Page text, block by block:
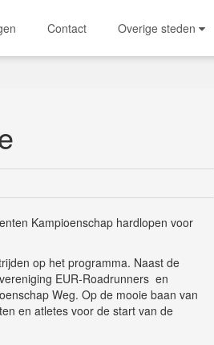
Contact Overige steden
Kampioenschap hardlopen voor
op het programma. Naast de
EUR-Roadrunners en
Weg. Op de mooie baan van
en atletes voor de start van de